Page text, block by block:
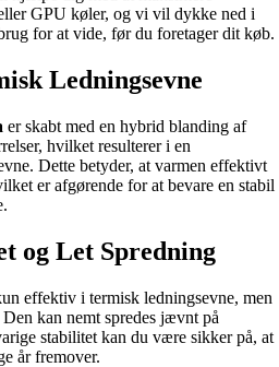
GPU køler, og vi vil dykke ned i
for at vide, før du foretager dit køb.
Ledningsevne
er skabt med en hybrid blanding af
hvilket resulterer i en
Dette betyder, at varmen effektivt
er afgørende for at bevare en stabil
og Let Spredning
effektiv i termisk ledningsevne, men
kan nemt spredes jævnt på
stabilitet kan du være sikker på, at
år fremover.